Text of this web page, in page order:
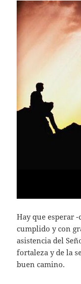
Hay que esperar
cumplido y con
asistencia del
fortaleza y de la
buen camino.